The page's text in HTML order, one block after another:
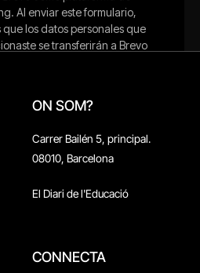
ON SOM?
Carrer Bailén 5, principal.
08010, Barcelona
El Diari de l'Educació
CONNECTA